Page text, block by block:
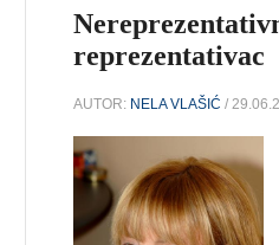
reprezentativac
AUTOR: NELA VLAŠIĆ /